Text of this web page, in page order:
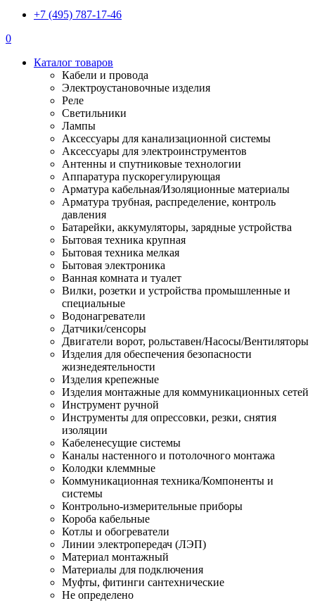
+7 (495) 787-17-46
0
Каталог товаров
Кабели и провода
Электроустановочные изделия
Реле
Светильники
Лампы
Аксессуары для канализационной системы
Аксессуары для электроинструментов
Антенны и спутниковые технологии
Аппаратура пускорегулирующая
Арматура кабельная/Изоляционные материалы
Арматура трубная, распределение, контроль
давления
Батарейки, аккумуляторы, зарядные устройства
Бытовая техника крупная
Бытовая техника мелкая
Бытовая электроника
Ванная комната и туалет
Вилки, розетки и устройства промышленные и
специальные
Водонагреватели
Датчики/сенсоры
Двигатели ворот, рольставен/Насосы/Вентиляторы
Изделия для обеспечения безопасности
жизнедеятельности
Изделия крепежные
Изделия монтажные для коммуникационных сетей
Инструмент ручной
Инструменты для опрессовки, резки, снятия
изоляции
Кабеленесущие системы
Каналы настенного и потолочного монтажа
Колодки клеммные
Коммуникационная техника/Компоненты и
системы
Контрольно-измерительные приборы
Короба кабельные
Котлы и обогреватели
Линии электропередач (ЛЭП)
Материал монтажный
Материалы для подключения
Муфты, фитинги сантехнические
Не определено